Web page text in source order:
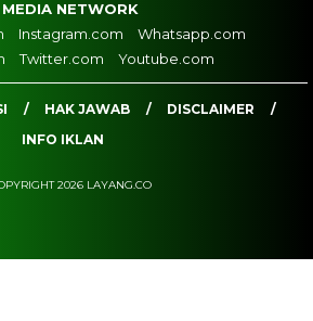
MEDIA NETWORK
Instagram.com
Whatsapp.com
Twitter.com Youtube.com
HAK JAWAB
DISCLAIMER
INFO IKLAN
2026 LAYANG.CO